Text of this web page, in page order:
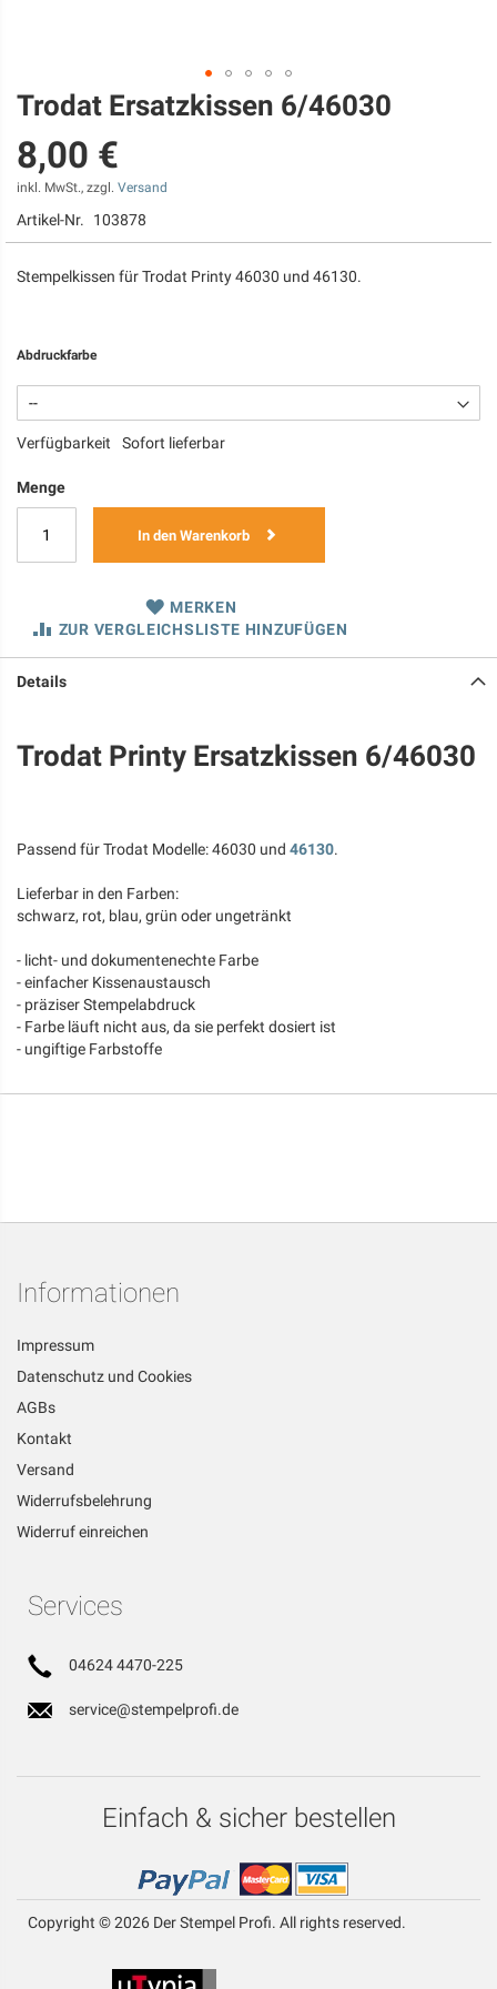
Zum
Anfang
der
Bildgalerie
springen
Trodat Ersatzkissen 6/46030
8,00 €
inkl. MwSt., zzgl. Versand
Artikel-Nr. 103878
Stempelkissen für Trodat Printy 46030 und 46130.
Abdruckfarbe
Verfügbarkeit Sofort lieferbar
Menge
In den Warenkorb
MERKEN
ZUR VERGLEICHSLISTE HINZUFÜGEN
Details
Trodat Printy Ersatzkissen 6/46030
Passend für Trodat Modelle: 46030 und 46130.
Lieferbar in den Farben:
schwarz, rot, blau, grün oder ungetränkt
- licht- und dokumentenechte Farbe
- einfacher Kissenaustausch
- präziser Stempelabdruck
- Farbe läuft nicht aus, da sie perfekt dosiert ist
- ungiftige Farbstoffe
Informationen
Impressum
Datenschutz und Cookies
AGBs
Kontakt
Versand
Widerrufsbelehrung
Widerruf einreichen
Services
04624 4470-225
service@stempelprofi.de
Einfach & sicher bestellen
Copyright © 2026 Der Stempel Profi. All rights reserved.